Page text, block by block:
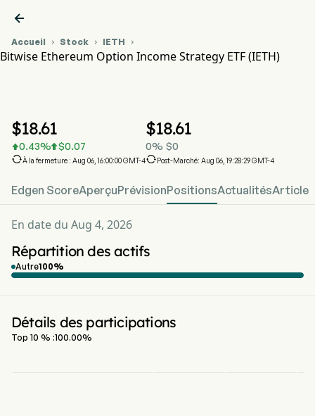

Accueil  Stock  IETH 
Bitwise Ethereum Option Income Strategy ETF (IETH)
$18.61
0.43% $0.07
À la fermeture : Aug 06, 16:00:00 GMT-4
$18.61
0% $0
Post-Marché: Aug 06, 19:28:29 GMT-4
Edgen ScoreAperçuPrévisionPositionsActualitésArticle
En date du Aug 4, 2026
Répartition des actifs
Autre100%
Détails des participations
Top 10 % :100.00%